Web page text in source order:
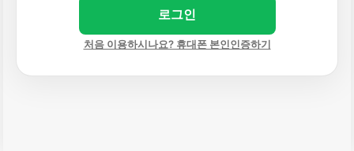
로그인
처음 이용하시나요? 휴대폰 본인인증하기